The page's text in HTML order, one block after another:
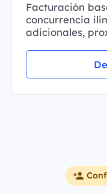
Facturación
concurrencia
adicionales,